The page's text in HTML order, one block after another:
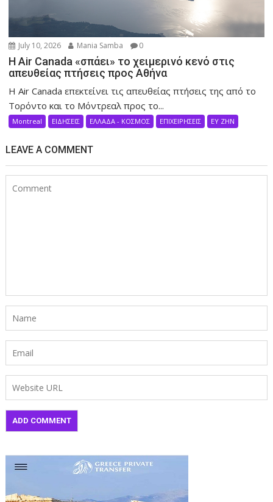
July 10, 2026 Mania Samba 0
Η Air Canada «σπάει» το χειμερινό κενό στις
απευθείας πτήσεις προς Αθήνα
Η Air Canada επεκτείνει τις απευθείας πτήσεις της από το
Τορόντο και το Μόντρεαλ προς το...
Montreal ΕΙΔΗΣΕΙΣ ΕΛΛΑΔΑ - ΚΟΣΜΟΣ ΕΠΙΧΕΙΡΗΣΕΙΣ ΕΥ ΖΗΝ
LEAVE A COMMENT